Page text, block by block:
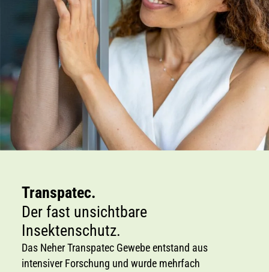
Transpatec.
Der fast unsichtbare
Insektenschutz.
Das Neher Transpatec Gewebe entstand aus
intensiver Forschung und wurde mehrfach